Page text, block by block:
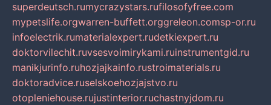
superdeutsch.rumycrazystars.rufilosofyfree.com
mypetslife.orgwarren-buffett.orggreleon.comsp-or.ru
infoelectrik.rumaterialexpert.rudetkiexpert.ru
doktorvilechit.ruvsesvoimirykami.ruinstrumentgid.ru
manikjurinfo.ruhozjajkainfo.rustroimaterials.ru
doktoradvice.ruselskoehozjajstvo.ru
otopleniehouse.rujustinterior.ruchastnyjdom.ru